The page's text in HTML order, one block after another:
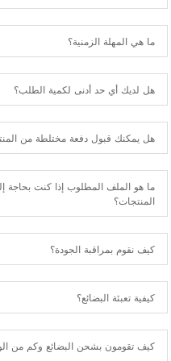
ما هي المهلة الزمنية؟
هل لديك أي حد أدنى لكمية الطلب؟
هل يمكنك قبول دفعة مختلطة من
المنتجات؟
كيف نقوم بمراقبة الجودة؟
كيفية تعبئة البضائع؟
كيف تقومون بشحن البضائع وكم من